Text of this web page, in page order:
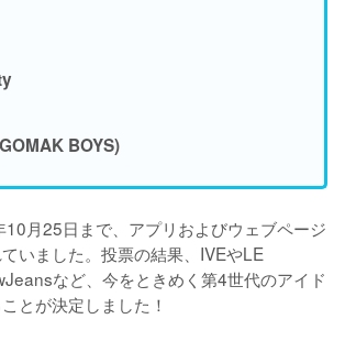
BOYS)
月25日まで、アプリおよびウェブページ
いました。投票の結果、IVEやLE
など、今をときめく第4世代のアイド
とが決定しました！